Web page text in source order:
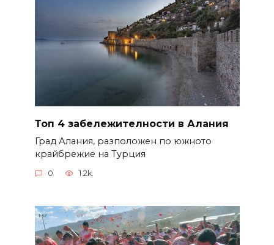
Топ 4 забележителности в Алания
Град Алания, разположен по южното
крайбрежие на Турция
0 1.2k.